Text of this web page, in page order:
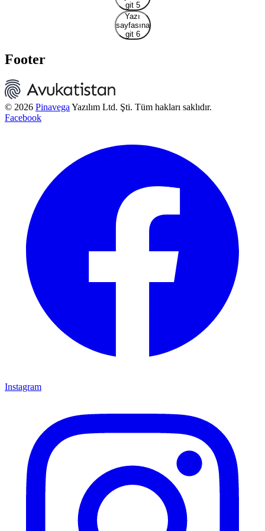
git 5
Yazı
sayfasına
git 6
Footer
© 2026 Pinavega Yazılım Ltd. Şti. Tüm hakları saklıdır.
Facebook
Instagram